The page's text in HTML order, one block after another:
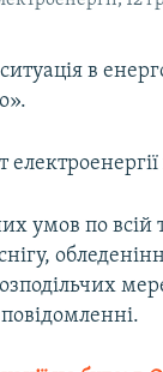
в
умов по всій